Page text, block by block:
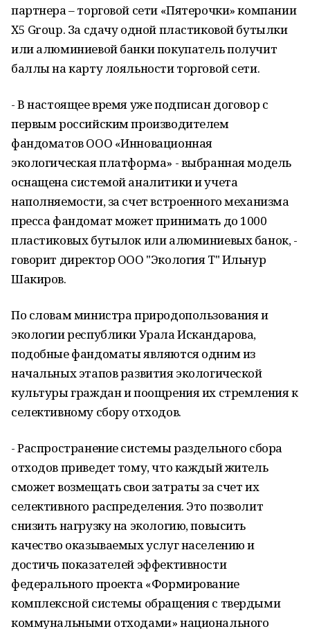
партнера – торговой сети «Пятерочки» компании
Х5 Group. За сдачу одной пластиковой бутылки
или алюминиевой банки покупатель получит
баллы на карту лояльности торговой сети.
- В настоящее время уже подписан договор с
первым российским производителем
фандоматов ООО «Инновационная
экологическая платформа» - выбранная модель
оснащена системой аналитики и учета
наполняемости, за счет встроенного механизма
пресса фандомат может принимать до 1000
пластиковых бутылок или алюминиевых банок, -
говорит директор ООО "Экология Т" Ильнур
Шакиров.
По словам министра природопользования и
экологии республики Урала Искандарова,
подобные фандоматы являются одним из
начальных этапов развития экологической
культуры граждан и поощрения их стремления к
селективному сбору отходов.
- Распространение системы раздельного сбора
отходов приведет тому, что каждый житель
сможет возмещать свои затраты за счет их
селективного распределения. Это позволит
снизить нагрузку на экологию, повысить
качество оказываемых услуг населению и
достичь показателей эффективности
федерального проекта «Формирование
комплексной системы обращения с твердыми
коммунальными отходами» национального